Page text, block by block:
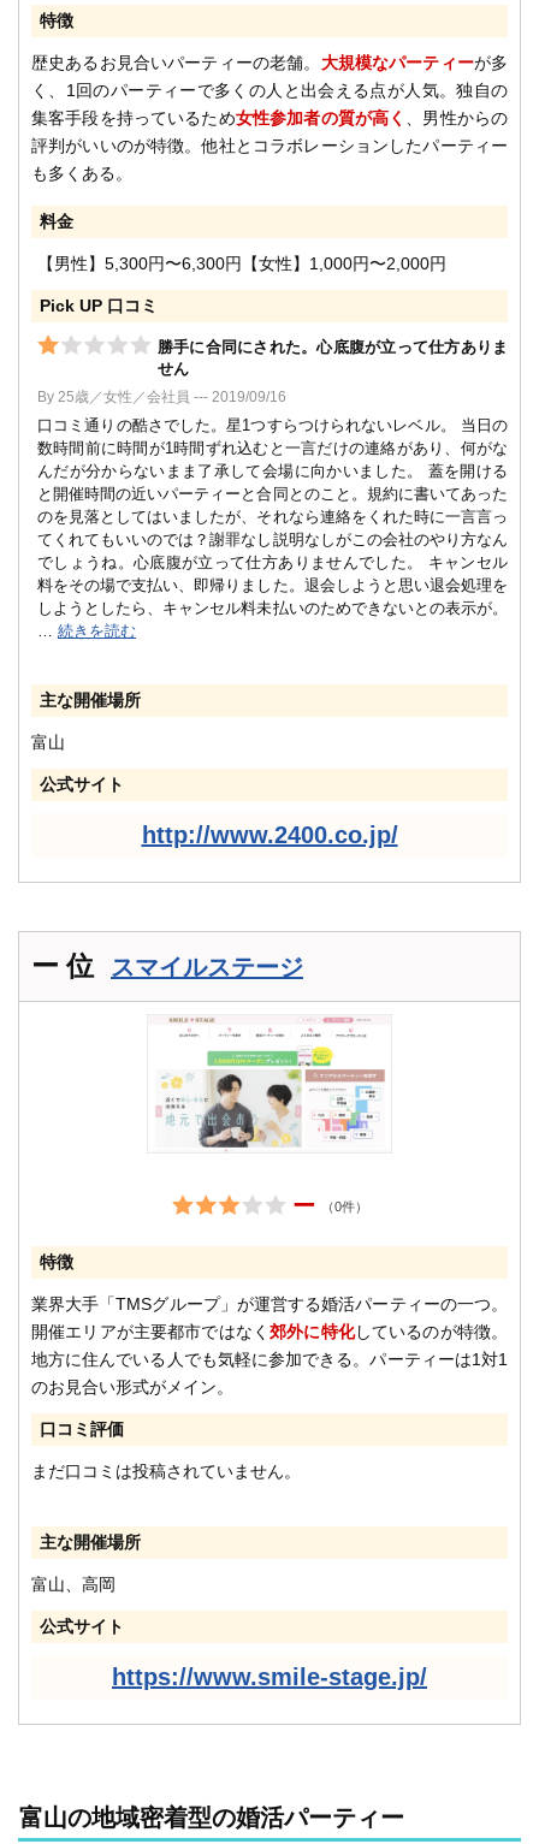
特徴
歴史あるお見合いパーティーの老舗。 大規模なパーティーが多
く、1回のパーティーで多くの人と出会える点が人気。独自の
集客手段を持っているため女性参加者の質が高く
、男性からの
評判がいいのが特徴。他社とコラボレーションしたパーティー
も多くある。
料金
【男性】5,300円〜6,300円【女性】1,000円〜2,000円
Pick UP 口コミ
勝手に合同にされた。心底腹が立って仕方ありま
せん
By 25歳／女性／会社員 --- 2019/09/16
口コミ通りの酷さでした。星1つすらつけられないレベル。 当日の
数時間前に時間が1時間ずれ込むと一言だけの連絡があり、何がな
んだが分からないまま了承して会場に向かいました。 蓋を開ける
と開催時間の近いパーティーと合同とのこと。規約に書いてあった
のを見落としてはいましたが、それなら連絡をくれた時に一言言っ
てくれてもいいのでは？謝罪なし説明なしがこの会社のやり方なん
でしょうね。心底腹が立って仕方ありませんでした。 キャンセル
料をその場で支払い、即帰りました。退会しようと思い退会処理を
しようとしたら、キャンセル料未払いのためできないとの表示が。
続きを読む
主な開催場所
富山
公式サイト
http://www.2400.co.jp/
ー 位 スマイルステージ
ー （0件）
特徴
業界大手「TMSグループ」が運営する婚活パーティーの一つ。
開催エリアが主要都市ではなく郊外に特化しているのが特徴。
地方に住んでいる人でも気軽に参加できる。パーティーは1対1
のお見合い形式がメイン。
口コミ評価
まだ口コミは投稿されていません。
主な開催場所
富山、高岡
公式サイト
https://www.smile-stage.jp/
富山の地域密着型の婚活パーティー